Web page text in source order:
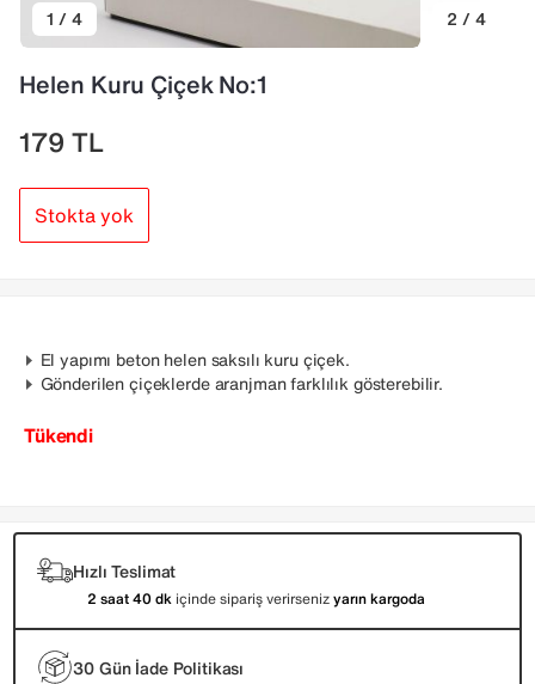
1 / 4 2 / 4
Helen Kuru Çiçek No:1
179 TL
Stokta yok
El yapımı beton helen saksılı kuru çiçek.
Gönderilen çiçeklerde aranjman farklılık gösterebilir.
Tükendi
Hızlı Teslimat
2 saat 40 dk içinde sipariş verirsenizyarın kargoda
30 Gün İade Politikası